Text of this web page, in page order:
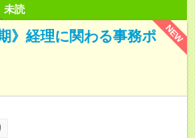
未読
NEW
》経理に関わる事務ポ